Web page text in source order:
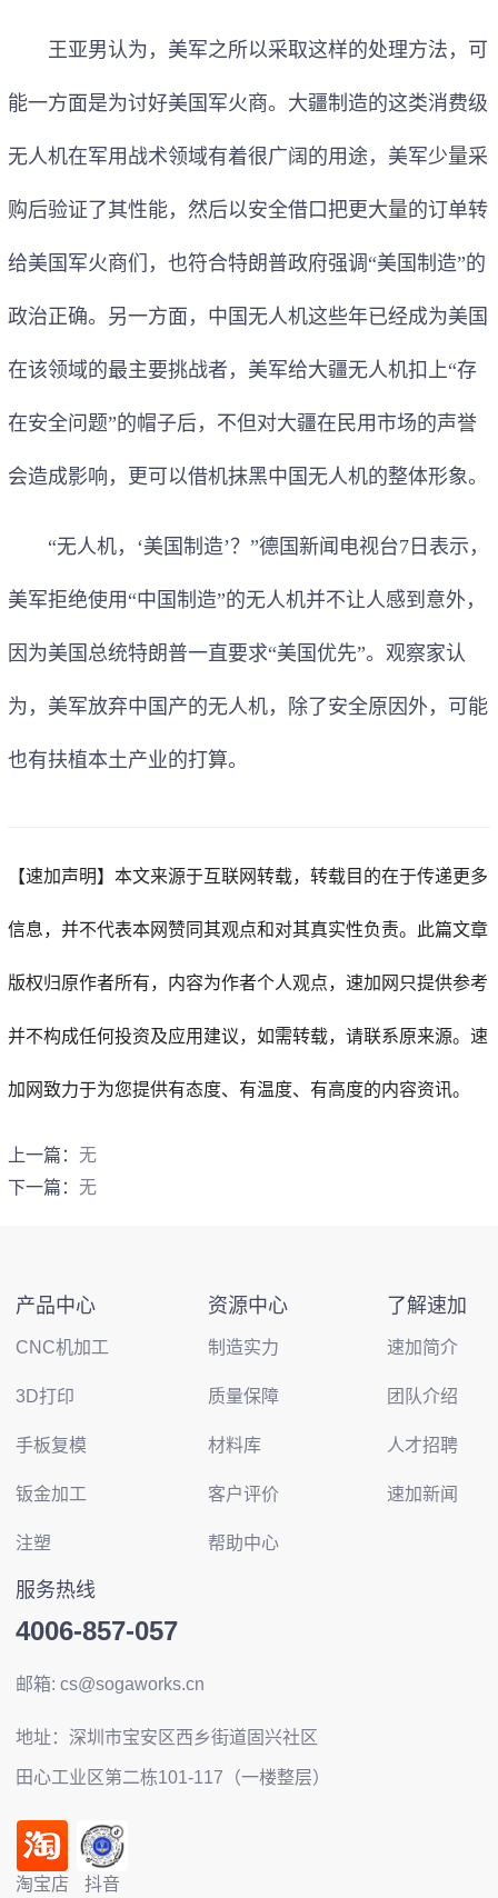
王亚男认为，美军之所以采取这样的处理方法，可
能一方面是为讨好美国军火商。大疆制造的这类消费级
无人机在军用战术领域有着很广阔的用途，美军少量采
购后验证了其性能，然后以安全借口把更大量的订单转
给美国军火商们，也符合特朗普政府强调“美国制造”的
政治正确。另一方面，中国无人机这些年已经成为美国
在该领域的最主要挑战者，美军给大疆无人机扣上“存
在安全问题”的帽子后，不但对大疆在民用市场的声誉
会造成影响，更可以借机抹黑中国无人机的整体形象。
“无人机，‘美国制造’？”德国新闻电视台7日表示，
美军拒绝使用“中国制造”的无人机并不让人感到意外，
因为美国总统特朗普一直要求“美国优先”。观察家认
为，美军放弃中国产的无人机，除了安全原因外，可能
也有扶植本土产业的打算。
【速加声明】 本文来源于互联网转载，转载目的在于传递更多
信息，并不代表本网赞同其观点和对其真实性负责。此篇文章
版权归原作者所有，内容为作者个人观点， 速加网 只提供参考
并不构成任何投资及应用建议，如需转载，请联系原来源。速
加网致力于为您提供有态度、有温度、有高度的内容资讯。
上一篇： 无
下一篇： 无
产品中心
CNC机加工
3D打印
手板复模
钣金加工
注塑
资源中心
制造实力
质量保障
材料库
客户评价
帮助中心
了解速加
速加简介
团队介绍
人才招聘
速加新闻
服务热线
4006-857-057
邮箱: cs@sogaworks.cn
地址：深圳市宝安区西乡街道固兴社区
田心工业区第二栋101-117（一楼整层）
淘宝店 抖音